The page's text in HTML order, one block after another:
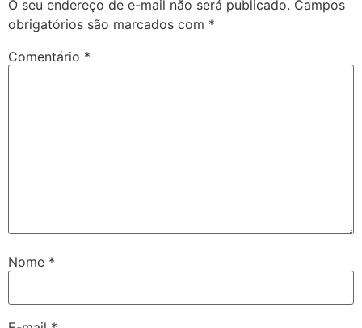
O seu endereço de e-mail não será publicado. Campos
obrigatórios são marcados com *
Comentário *
Nome *